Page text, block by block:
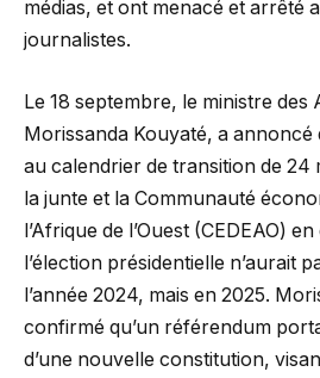
médias, et ont menacé et arrêté
journalistes.
Le 18 septembre, le ministre des
Morissanda Kouyaté, a
au calendrier de transition de 24
la junte et la Communauté
l’Afrique de l’Ouest (CEDEAO)
l’élection présidentielle n’aurait
l’année 2024, mais en 2025.
confirmé qu’un référendum
d’une nouvelle constitution,